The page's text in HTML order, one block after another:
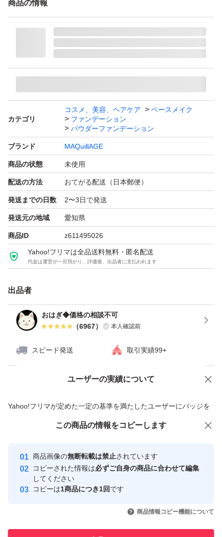
商品の情報
カテゴリ
コスメ、美容、ヘアケア
ベースメイク
ファンデーション
パウダーファンデーション
ブランド MAQuillAGE
商品の状態 未使用
配送の方法 おてがる配送（日本郵便）
発送までの日数 2〜3日で発送
発送元の地域 愛知県
商品ID z611495026
Yahoo!フリマは全品送料無料・匿名配送
代金は運営が一旦預かり、評価後、出品者に支払われます
出品者
おはぎ◆価格の相談不可
（6967） 本人確認前
スピード発送 取引実績99+
ユーザーの実績について
Yahoo!フリマが定めた一定の基準を満たしたユーザーにバッジを
付与しています
安心取引出品者
心・安全なユーザーです
取引実績
引を完了させた実績があります
価格の相談 商品への質問
この商品の情報をコピーします
商品画像の無断転載は禁止されています
コピーされた情報は必ずご自身の商品に合わせて編集
してください
コピーは1商品につき1回です
商品情報コピー機能について
この商品をみている人にオススメ